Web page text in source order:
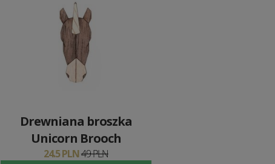
Drewniana broszka
Unicorn Brooch
24.5 PLN49 PLN